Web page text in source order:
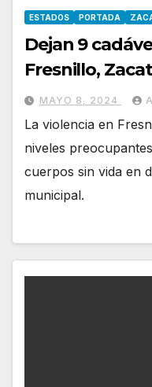
ESTADOS PORTADA
Dejan 9
Fresnillo,
MAYO 8, 2024
La violencia en
niveles
cuerpos sin vida en
municipal.